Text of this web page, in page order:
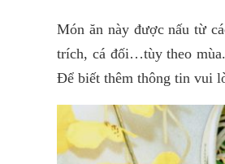
Món ăn này được nấu từ
trích, cá đối…tùy theo
Để biết thêm thông tin vui